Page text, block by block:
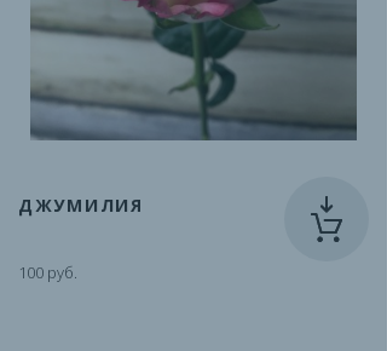
ДЖУМИЛИЯ
100 руб.